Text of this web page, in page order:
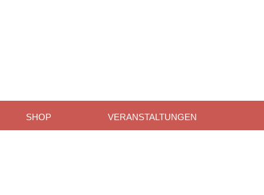
SHOP VERANSTALTUNGEN